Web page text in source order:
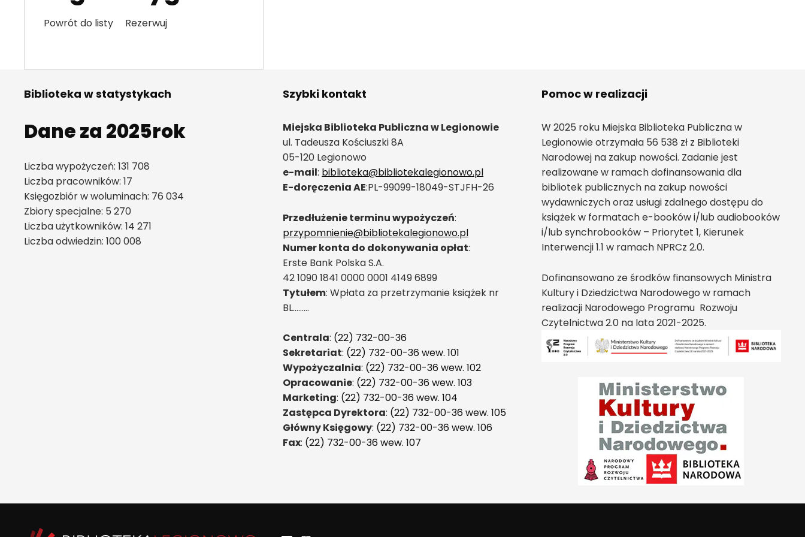
Powrót do listy Rezerwuj
Biblioteka w statystykach
Dane za 2025rok
Liczba wypożyczeń: 131 708
Liczba pracowników: 17
Księgozbiór w woluminach: 76 034
Zbiory specjalne: 5 270
Liczba użytkowników: 14 271
Liczba odwiedzin: 100 008
Szybki kontakt
Miejska Biblioteka Publiczna w Legionowie
ul. Tadeusza Kościuszki 8A
05-120 Legionowo
e-mail: biblioteka@bibliotekalegionowo.pl
E-doręczenia AE:PL-99099-18049-STJFH-26
Przedłużenie terminu wypożyczeń:
przypomnienie@bibliotekalegionowo.pl
Numer konta do dokonywania opłat:
Erste Bank Polska S.A.
42 1090 1841 0000 0001 4149 6899
Tytułem: Wpłata za przetrzymanie książek nr
BL………
Centrala: (22) 732-00-36
Sekretariat: (22) 732-00-36 wew. 101
Wypożyczalnia: (22) 732-00-36 wew. 102
Opracowanie: (22) 732-00-36 wew. 103
Marketing: (22) 732-00-36 wew. 104
Zastępca Dyrektora: (22) 732-00-36 wew. 105
Główny Księgowy: (22) 732-00-36 wew. 106
Fax: (22) 732-00-36 wew. 107
Pomoc w realizacji
W 2025 roku Miejska Biblioteka Publiczna w
Legionowie otrzymała 56 538 zł z Biblioteki
Narodowej na zakup nowości. Zadanie jest
realizowane w ramach dofinansowania dla
bibliotek publicznych na zakup nowości
wydawniczych oraz usługi zdalnego dostępu do
książek w formatach e-booków i/lub audiobooków
i/lub synchrobooków – Priorytet 1, Kierunek
Interwencji 1.1 w ramach NPRCz 2.0.
Dofinansowano ze środków finansowych Ministra
Kultury i Dziedzictwa Narodowego w ramach
realizacji Narodowego Programu Rozwoju
Czytelnictwa 2.0 na lata 2021-2025.
FacebookInstagram